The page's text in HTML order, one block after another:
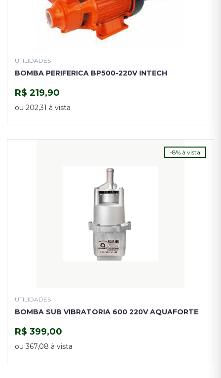
UTILIDADES
BOMBA PERIFERICA BP500-220V INTECH
R$ 219,90
ou 202,31 à vista
-8% à vista
UTILIDADES
BOMBA SUB VIBRATORIA 600 220V AQUAFORTE
R$ 399,00
ou 367,08 à vista